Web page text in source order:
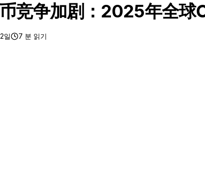
竞争加剧：2025年全球
일 7 분 읽기